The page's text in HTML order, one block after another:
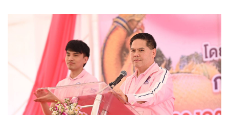
กระทรวง พม. รายงานกรณี ปู่ย่าประกาศตามหาลูกสะใภ้ ภาย
หลังหนีออกจากบ้านโดยที่ทิ้งลูกเล็ก 3 คน